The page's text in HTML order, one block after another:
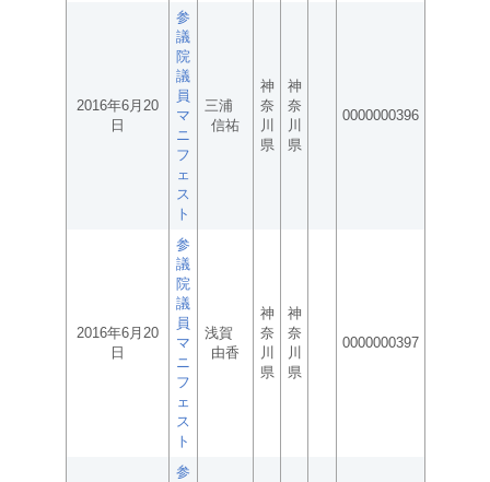
2016年6月20
日
参
議
院
議
員
マ
ニ
フ
ェ
ス
ト
三浦
信祐
神
奈
川
県
神
奈
川
県
0000000396
2016年6月20
日
参
議
院
議
員
マ
ニ
フ
ェ
ス
ト
浅賀
由香
神
奈
川
県
神
奈
川
県
0000000397
参